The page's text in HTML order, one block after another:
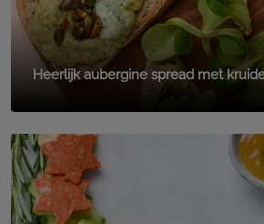
Heerlijk aubergine spread met